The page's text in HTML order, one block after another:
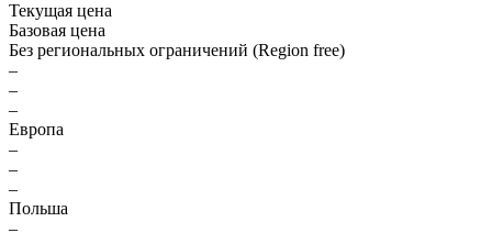
Текущая цена
Базовая цена
Без региональных ограничений (Region free)
–
–
–
Европа
–
–
–
Польша
–